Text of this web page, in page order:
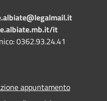
it
0362.93.24.41
appuntamento